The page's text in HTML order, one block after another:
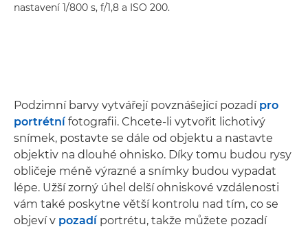
nastavení 1/800 s, f/1,8 a ISO 200.
Podzimní barvy vytvářejí povznášející pozadí pro
portrétnífotografii. Chcete-li vytvořit lichotivý
snímek, postavte se dále od objektu a nastavte
objektiv na dlouhé ohnisko. Díky tomu budou rysy
obličeje méně výrazné a snímky budou vypadat
lépe. Užší zorný úhel delší ohniskové vzdálenosti
vám také poskytne větší kontrolu nad tím, co se
objeví v pozadíportrétu, takže můžete pozadí